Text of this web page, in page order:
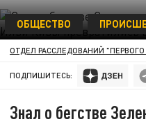
ОБЩЕСТВО
ОТДЕЛ РАССЛЕДОВАНИЙ "ПЕРВОГО
ПОДПИШИТЕСЬ:
Знал о бегстве